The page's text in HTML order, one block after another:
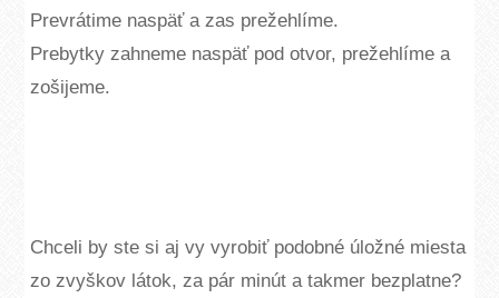
Prevrátime naspäť a zas prežehlíme.
Prebytky zahneme naspäť pod otvor, prežehlíme a
zošijeme.
Chceli by ste si aj vy vyrobiť podobné úložné miesta
zo zvyškov látok, za pár minút a takmer bezplatne?